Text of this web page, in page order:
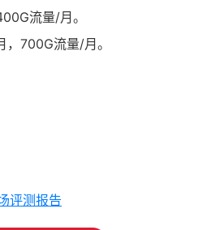
流量/月。
700G流量/月。
评测报告